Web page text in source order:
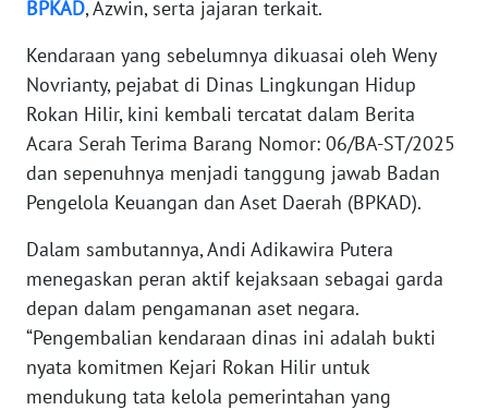
BPKAD, Azwin, serta jajaran terkait.
Kendaraan yang sebelumnya dikuasai oleh Weny
Novrianty, pejabat di Dinas Lingkungan Hidup
Rokan Hilir, kini kembali tercatat dalam Berita
Acara Serah Terima Barang Nomor: 06/BA-ST/2025
dan sepenuhnya menjadi tanggung jawab Badan
Pengelola Keuangan dan Aset Daerah (BPKAD).
Dalam sambutannya, Andi Adikawira Putera
menegaskan peran aktif kejaksaan sebagai garda
depan dalam pengamanan aset negara.
“Pengembalian kendaraan dinas ini adalah bukti
nyata komitmen Kejari Rokan Hilir untuk
mendukung tata kelola pemerintahan yang
WN
KEPRI
PAPUA
WN
BARAT
WN
RIAU